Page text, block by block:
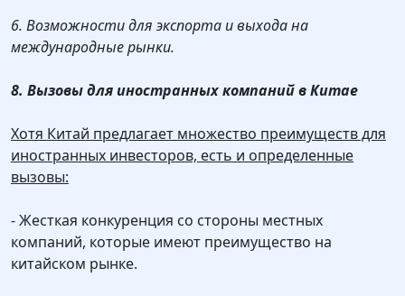
6. Возможности для экспорта и выхода на
международные рынки.
8. Вызовы для иностранных компаний в Китае
Хотя Китай предлагает множество преимуществ для
иностранных инвесторов, есть и определенные
вызовы:
- Жесткая конкуренция со стороны местных
компаний, которые имеют преимущество на
китайском рынке.